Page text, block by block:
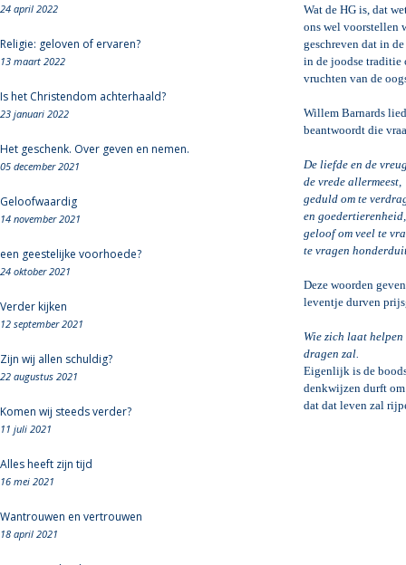
24 april 2022
Religie: geloven of ervaren?
13 maart 2022
Is het Christendom achterhaald?
23 januari 2022
Het geschenk. Over geven en nemen.
05 december 2021
Geloofwaardig
14 november 2021
een geestelijke voorhoede?
24 oktober 2021
Verder kijken
12 september 2021
Zijn wij allen schuldig?
22 augustus 2021
Komen wij steeds verder?
11 juli 2021
Alles heeft zijn tijd
16 mei 2021
Wantrouwen en vertrouwen
18 april 2021
Wat de HG is, dat
ons wel voorstellen
geschreven dat in
in de joodse traditie
vruchten van de
Willem Barnards
beantwoordt die
De liefde en de
de vrede allermeest,
geduld om te
en goedertierenheid,
geloof om veel te
te vragen
Deze woorden
leventje durven
Wie zich laat
dragen zal.
Eigenlijk is de
denkwijzen durft om
dat dat leven zal